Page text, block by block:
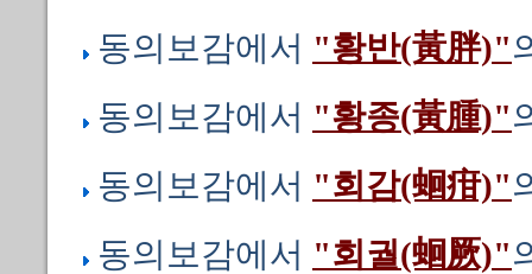
동의보감에서 "황반(黃胖)"
동의보감에서 "황종(黃腫)"
동의보감에서 "회감(蛔疳)"
동의보감에서 "회궐(蛔厥)"